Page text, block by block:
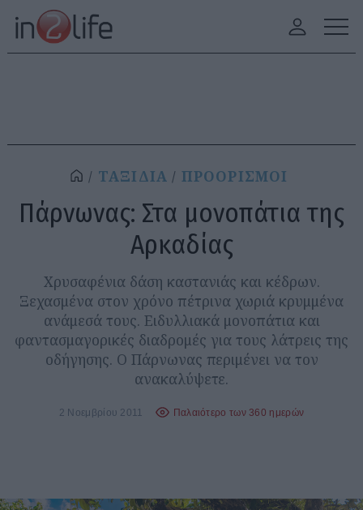
ΤΑΞΙΔΙΑ ΠΡΟΟΡΙΣΜΟΙ
Πάρνωνας: Στα μονοπάτια της
Αρκαδίας
Χρυσαφένια δάση καστανιάς και κέδρων.
Ξεχασμένα στον χρόνο πέτρινα χωριά κρυμμένα
ανάμεσά τους. Ειδυλλιακά μονοπάτια και
φαντασμαγορικές διαδρομές για τους λάτρεις της
οδήγησης. Ο Πάρνωνας περιμένει να τον
ανακαλύψετε.
2 Νοεμβρίου 2011 Παλαιότερο των 360 ημερών